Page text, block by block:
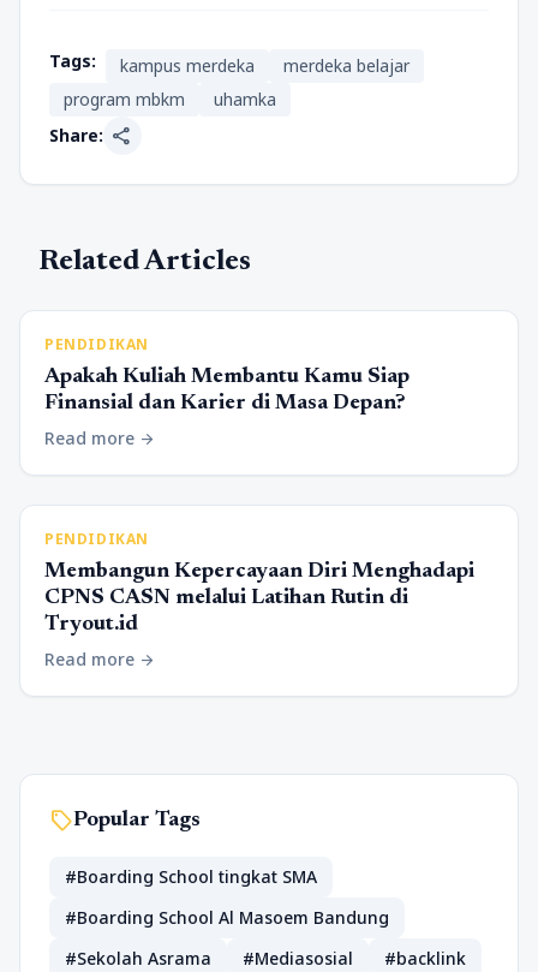
Tags: kampus merdeka
merdeka belajar
program mbkm
uhamka
Share: share
Related Articles
PENDIDIKAN
Apakah Kuliah Membantu Kamu Siap
Finansial dan Karier di Masa Depan?
Read more arrow_forward
PENDIDIKAN
Membangun Kepercayaan Diri Menghadapi
CPNS CASN melalui Latihan Rutin di
Tryout.id
Read more arrow_forward
sellPopular Tags
#Boarding School tingkat SMA
#Boarding School Al Masoem Bandung
#Sekolah Asrama
#Mediasosial
#backlink